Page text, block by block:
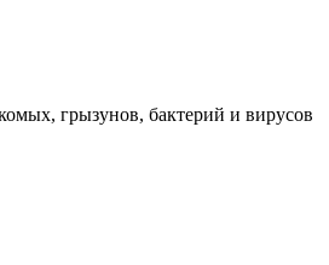
грызунов, бактерий и вирусов